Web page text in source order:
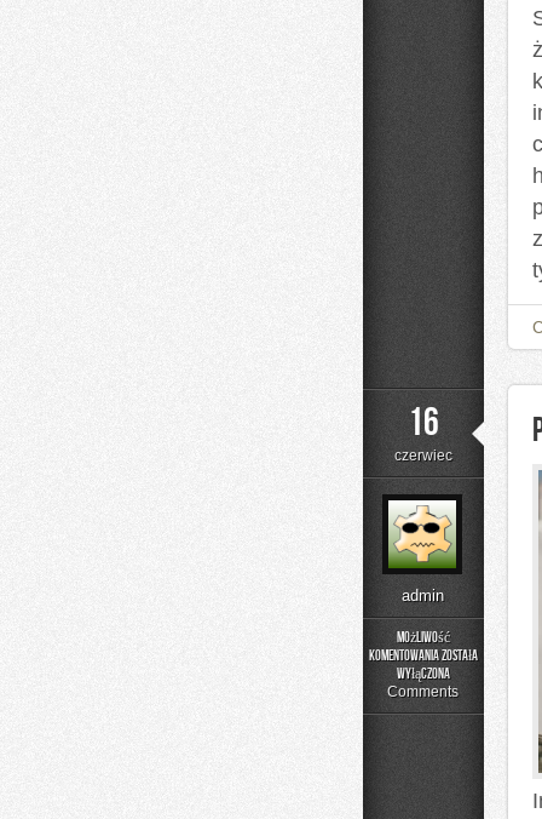
16
czerwiec
admin
Możliwość
komentowania
Poradniki
Użytkownika
została
wyłączona
Comments